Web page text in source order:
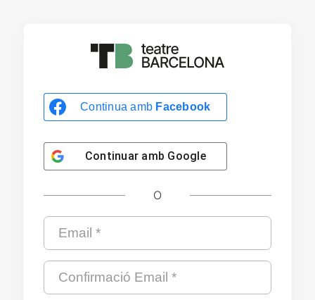
Continua amb Facebook
Continuar amb Google
O